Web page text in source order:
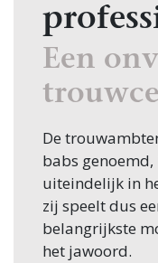
Een
De
babs
uiteindelijk in
zij speelt dus
belangrijkste
het jawoord.